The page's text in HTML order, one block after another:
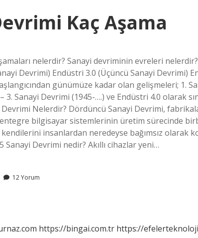
Kaç Aşama
nelerdir? Sanayi devriminin evreleri
Devrimi) Endüstri 3.0 (Üçüncü Sanayi Devrimi)
günümüze kadar olan gelişmeleri; 1.
3. Sanayi Devrimi (1945-….) ve Endüstri 4.0 olarak
Nelerdir? Dördüncü Sanayi Devrimi,
bilgisayar sistemlerinin üretim sürecinde
insanlardan neredeyse bağımsız olarak
Sanayi Devrimi nedir? Akıllı cihazlar yeni…
12 Yorum
https://bingai.com.tr https://